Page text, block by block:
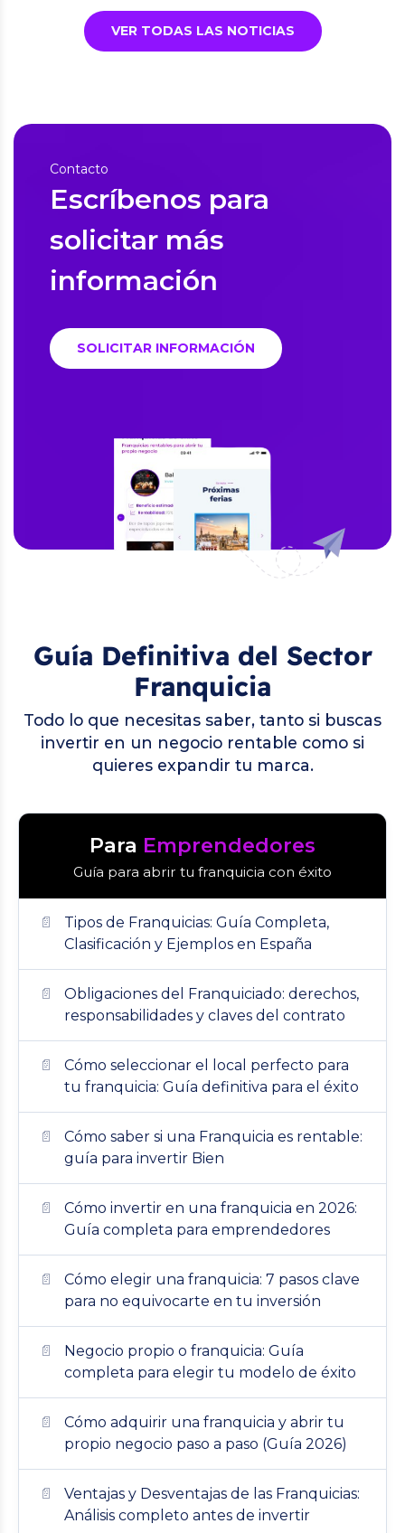
VER TODAS LAS NOTICIAS
Contacto
Escríbenos para
solicitar más
información
SOLICITAR INFORMACIÓN
Guía Definitiva del Sector
Franquicia
Todo lo que necesitas saber, tanto si buscas
invertir en un negocio rentable como si
quieres expandir tu marca.
Para Emprendedores
Guía para abrir tu franquicia con éxito
Tipos de Franquicias: Guía Completa,
Clasificación y Ejemplos en España
Obligaciones del Franquiciado: derechos,
responsabilidades y claves del contrato
Cómo seleccionar el local perfecto para
tu franquicia: Guía definitiva para el éxito
Cómo saber si una Franquicia es rentable:
guía para invertir Bien
Cómo invertir en una franquicia en 2026:
Guía completa para emprendedores
Cómo elegir una franquicia: 7 pasos clave
para no equivocarte en tu inversión
Negocio propio o franquicia: Guía
completa para elegir tu modelo de éxito
Cómo adquirir una franquicia y abrir tu
propio negocio paso a paso (Guía 2026)
Ventajas y Desventajas de las Franquicias:
Análisis completo antes de invertir